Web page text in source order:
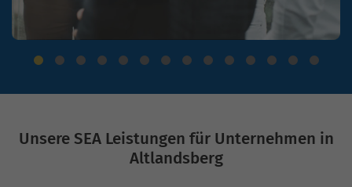
Unsere SEA Leistungen für Unternehmen in
Altlandsberg